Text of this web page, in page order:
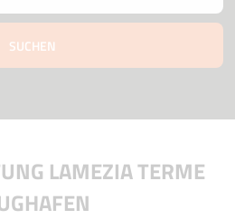
Ort abgeben
und Zustellung
LAMEZIA TERME